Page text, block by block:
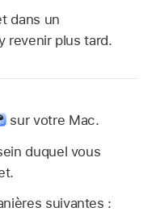
dans un
revenir plus tard.
sur votre Mac.
duquel vous
suivantes :